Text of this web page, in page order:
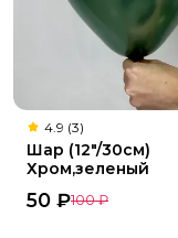
4.9 (3)
Шар (12"/30см)
Хром,зеленый
50 ₽100 ₽